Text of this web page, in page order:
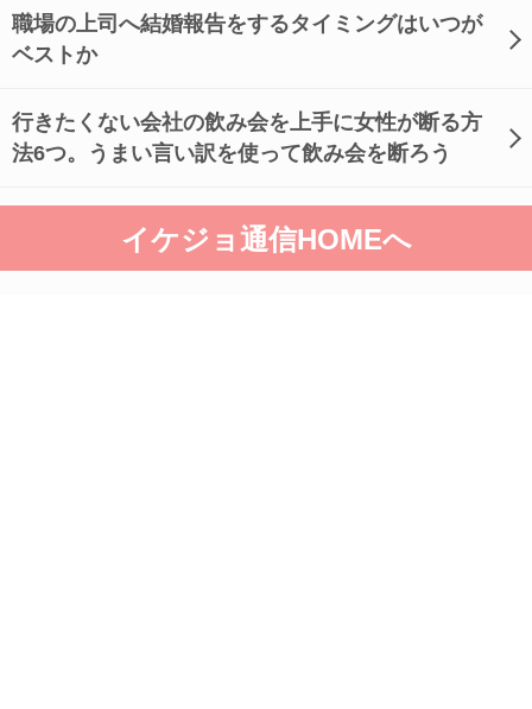
職場の上司へ結婚報告をするタイミングはいつが
ベストか
行きたくない会社の飲み会を上手に女性が断る方
法6つ。うまい言い訳を使って飲み会を断ろう
イケジョ通信HOMEへ